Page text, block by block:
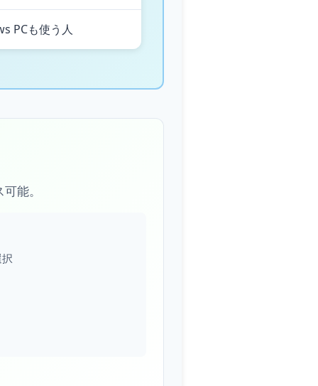
PCも使う人
能。